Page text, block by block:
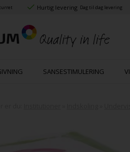
Hurtig levering Dag til dag levering
SANSESTIMULERING